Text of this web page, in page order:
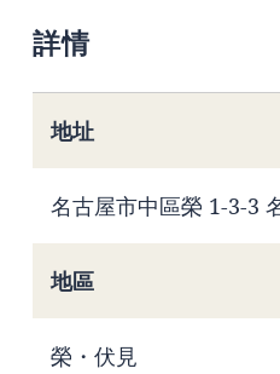
詳情
地址
名古屋市中區榮 1-3-3
地區
榮・伏見